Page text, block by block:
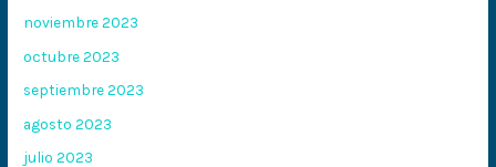
noviembre 2023
octubre 2023
septiembre 2023
agosto 2023
julio 2023